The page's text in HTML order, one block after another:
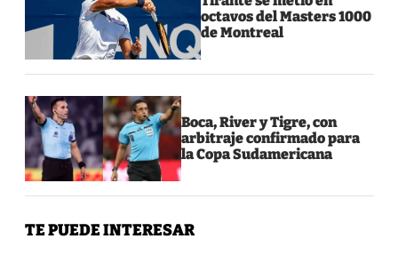
octavos del Masters 1000
de Montreal
Boca, River y Tigre, con
arbitraje confirmado para
la Copa Sudamericana
TE PUEDE INTERESAR